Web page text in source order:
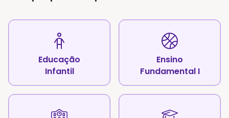
Educação
Infantil
Ensino
Fundamental I